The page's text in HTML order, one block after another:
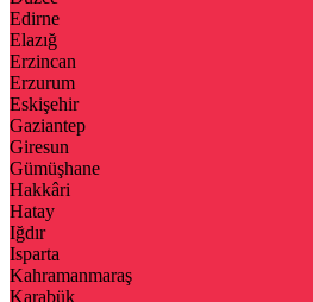
Edirne
Elazığ
Erzincan
Erzurum
Eskişehir
Gaziantep
Giresun
Gümüşhane
Hakkâri
Hatay
Iğdır
Isparta
Kahramanmaraş
Karabük